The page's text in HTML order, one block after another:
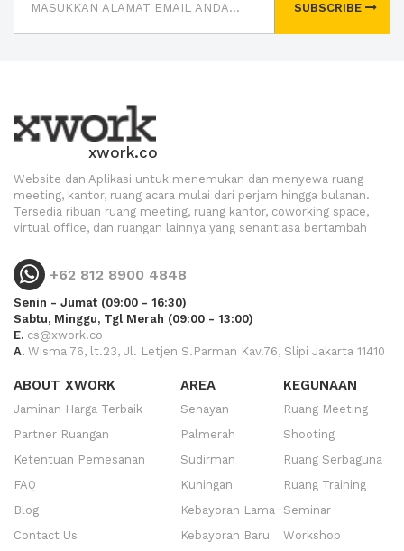
SUBSCRIBE
xwork.co
Website dan Aplikasi untuk menemukan dan menyewa ruang
meeting, kantor, ruang acara mulai dari perjam hingga bulanan.
Tersedia ribuan ruang meeting, ruang kantor, coworking space,
virtual office, dan ruangan lainnya yang senantiasa bertambah
+62 812 8900 4848
Senin - Jumat (09:00 - 16:30)
Sabtu, Minggu, Tgl Merah (09:00 - 13:00)
E. cs@xwork.co
A. Wisma 76, lt.23, Jl. Letjen S.Parman Kav.76, Slipi Jakarta 11410
ABOUT XWORK
Jaminan Harga Terbaik
Partner Ruangan
Ketentuan Pemesanan
FAQ
Blog
Contact Us
AREA
Senayan
Palmerah
Sudirman
Kuningan
Kebayoran Lama
Kebayoran Baru
KEGUNAAN
Ruang Meeting
Shooting
Ruang Serbaguna
Ruang Training
Seminar
Workshop